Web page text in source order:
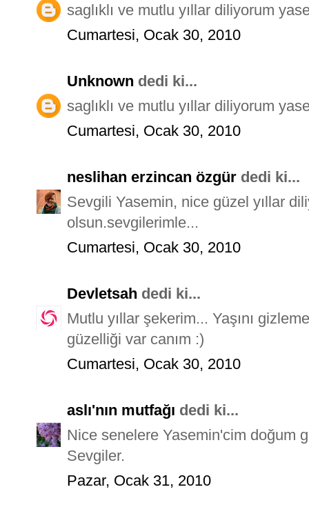
saglıklı ve mutlu yıllar diliyorum
Cumartesi, Ocak 30, 2010
Unknown dedi ki...
saglıklı ve mutlu yıllar diliyorum
Cumartesi, Ocak 30, 2010
neslihan erzincan özgür dedi ki...
Sevgili Yasemin, nice güzel yıllar
olsun.sevgilerimle...
Cumartesi, Ocak 30, 2010
Devletsah dedi ki...
Mutlu yıllar şekerim... Yaşını
güzelliği var canım :)
Cumartesi, Ocak 30, 2010
aslı'nın mutfağı dedi ki...
Nice senelere Yasemin'cim doğum
Sevgiler.
Pazar, Ocak 31, 2010